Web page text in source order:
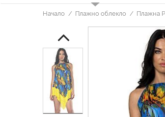
Начало Плажно облекло Плажна